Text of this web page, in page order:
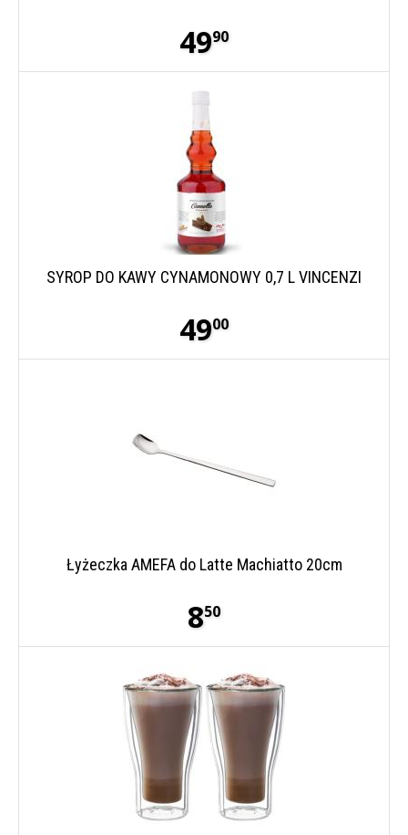
4990
SYROP DO KAWY CYNAMONOWY 0,7 L VINCENZI
4900
Łyżeczka AMEFA do Latte Machiatto 20cm
850